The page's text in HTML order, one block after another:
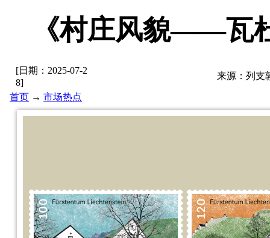
《村庄风貌——瓦
[日期： 2025-07-2
8]
来源： 列支
首页 → 市场热点